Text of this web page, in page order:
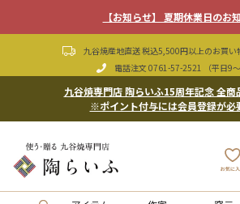
【お知らせ】 夏期休業日のお
九谷焼産地直送 税込5,500円以上のお買い
電話注文 0761-57-2521 （平日9
九谷焼専門店 陶らいふ15周年記念 全商
※ポイント付与には会員登録が必